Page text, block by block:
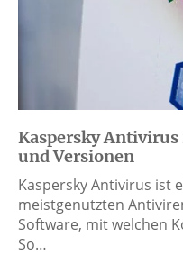
Kaspersky
und Versionen
Kaspersky Antivirus ist
meistgenutzten
Software, mit welchen
So…